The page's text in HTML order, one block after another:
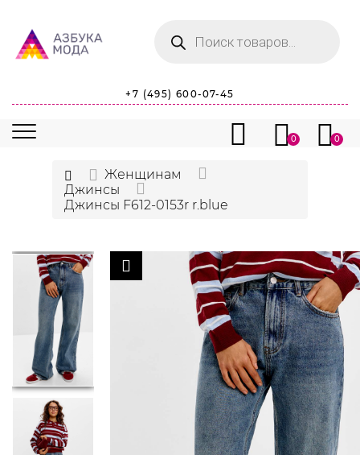
товаров
+7 (495) 600-07-45
0 0
Женщинам
Джинсы
Джинсы F612-0153r r.blue